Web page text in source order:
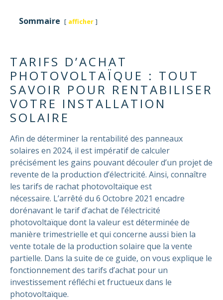
Sommaire afficher
TARIFS D’ACHAT
PHOTOVOLTAÏQUE : TOUT
SAVOIR POUR RENTABILISER
VOTRE INSTALLATION
SOLAIRE
Afin de déterminer la rentabilité des panneaux
solaires en 2024, il est impératif de calculer
précisément les gains pouvant découler d’un projet de
revente de la production d’électricité. Ainsi, connaître
les tarifs de rachat photovoltaïque est
nécessaire. L’arrêté du 6 Octobre 2021 encadre
dorénavant le tarif d’achat de l’électricité
photovoltaïque dont la valeur est déterminée de
manière trimestrielle et qui concerne aussi bien la
vente totale de la production solaire que la vente
partielle. Dans la suite de ce guide, on vous explique le
fonctionnement des tarifs d’achat pour un
investissement réfléchi et fructueux dans le
photovoltaïque.